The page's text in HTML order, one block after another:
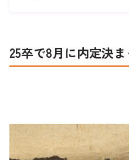
25卒で8月に内定決